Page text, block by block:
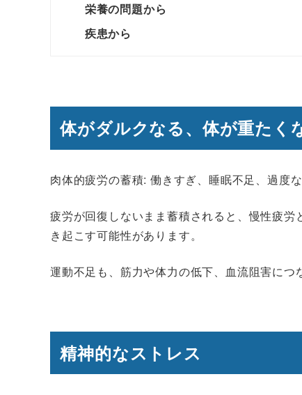
栄養の問題から
疾患から
体がダルクなる、体が重たく
肉体的疲労の蓄積: 働きすぎ、睡眠不足、過度
疲労が回復しないまま蓄積されると、慢性疲
き起こす可能性があります。
運動不足も、筋力や体力の低下、血流阻害につ
精神的なストレス